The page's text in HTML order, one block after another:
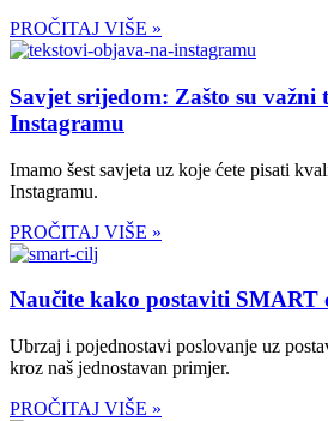
PROČITAJ VIŠE »
Savjet srijedom: Zašto su važni
Instagramu
Imamo šest savjeta uz koje ćete pisati
Instagramu.
PROČITAJ VIŠE »
Naučite kako postaviti SMART
Ubrzaj i pojednostavi poslovanje uz
kroz naš jednostavan primjer.
PROČITAJ VIŠE »